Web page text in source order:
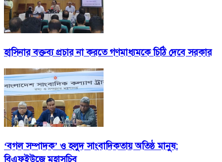
হাসিনার বক্তব্য প্রচার না করতে গণমাধ্যমকে চিঠি দেবে সরকার
‘বগল সম্পাদক’ ও হলুদ সাংবাদিকতায় অতিষ্ঠ মানুষ:
বিএফইউজে মহাসচিব